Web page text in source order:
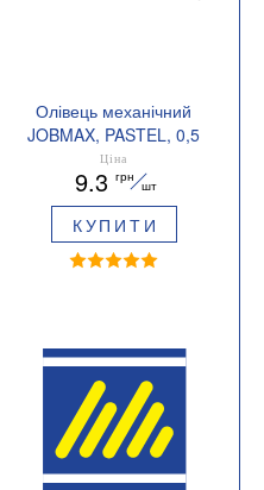
Олівець механічний
JOBMAX, PASTEL, 0,5
мм, BUROMAX BM.8654
Ціна
9.3 грн
шт
КУПИТИ